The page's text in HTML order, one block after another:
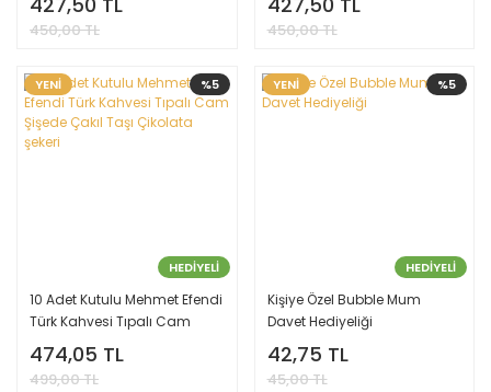
450,00 TL 450,00 TL
%5
YENİ
HEDİYELİ
10 Adet Kutulu Mehmet Efendi
Türk Kahvesi Tıpalı Cam
Şişede Çakıl Taşı Çikolata
şekeri
474,05 TL
499,00 TL
%5
YENİ
HEDİYELİ
Kişiye Özel Bubble Mum
Davet Hediyeliği
42,75 TL
45,00 TL